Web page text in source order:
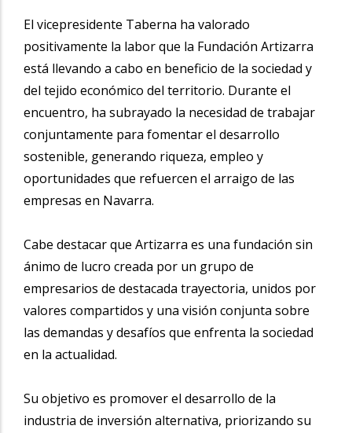
El vicepresidente Taberna ha valorado
positivamente la labor que la Fundación Artizarra
está llevando a cabo en beneficio de la sociedad y
del tejido económico del territorio. Durante el
encuentro, ha subrayado la necesidad de trabajar
conjuntamente para fomentar el desarrollo
sostenible, generando riqueza, empleo y
oportunidades que refuercen el arraigo de las
empresas en Navarra.
Cabe destacar que Artizarra es una fundación sin
ánimo de lucro creada por un grupo de
empresarios de destacada trayectoria, unidos por
valores compartidos y una visión conjunta sobre
las demandas y desafíos que enfrenta la sociedad
en la actualidad.
Su objetivo es promover el desarrollo de la
industria de inversión alternativa, priorizando su